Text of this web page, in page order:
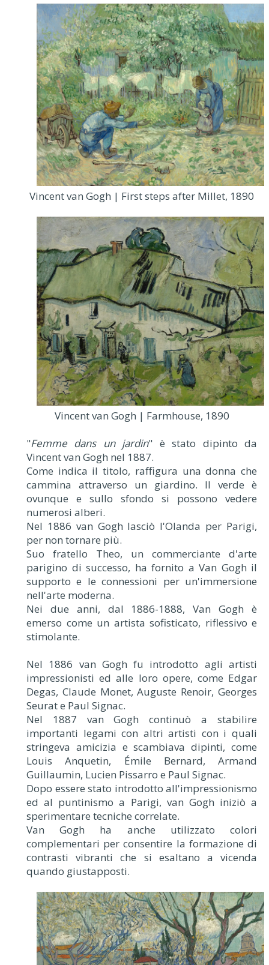
Vincent van Gogh | First steps after Millet, 1890
Vincent van Gogh | Farmhouse, 1890
"Femme dans un jardin" è stato dipinto da
Vincent van Gogh nel 1887.
Come indica il titolo, raffigura una donna che
cammina attraverso un giardino. Il verde è
ovunque e sullo sfondo si possono vedere
numerosi alberi.
Nel 1886 van Gogh lasciò l'Olanda per Parigi,
per non tornare più.
Suo fratello Theo, un commerciante d'arte
parigino di successo, ha fornito a Van Gogh il
supporto e le connessioni per un'immersione
nell'arte moderna.
Nei due anni, dal 1886-1888, Van Gogh è
emerso come un artista sofisticato, riflessivo e
stimolante.
Nel 1886 van Gogh fu introdotto agli artisti
impressionisti ed alle loro opere, come Edgar
Degas, Claude Monet, Auguste Renoir, Georges
Seurat e Paul Signac.
Nel 1887 van Gogh continuò a stabilire
importanti legami con altri artisti con i quali
stringeva amicizia e scambiava dipinti, come
Louis Anquetin, Émile Bernard, Armand
Guillaumin, Lucien Pissarro e Paul Signac.
Dopo essere stato introdotto all'impressionismo
ed al puntinismo a Parigi, van Gogh iniziò a
sperimentare tecniche correlate.
Van Gogh ha anche utilizzato colori
complementari per consentire la formazione di
contrasti vibranti che si esaltano a vicenda
quando giustapposti.